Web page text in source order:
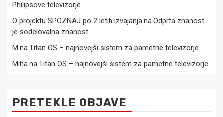
Philipsove televizorje
O projektu SPOZNAJ po 2 letih izvajanjana Odprta znanost
je sodelovalna znanost
M na Titan OS – najnovejši sistem za pametne televizorje
Miha na Titan OS – najnovejši sistem za pametne televizorje
PRETEKLE OBJAVE